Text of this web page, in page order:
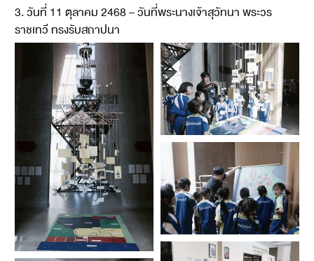
3. วันที่ 11 ตุลาคม 2468 – วันที่พระนางเจ้าสุวัทนา พระวร
ราชเทวี ทรงรับสถาปนา